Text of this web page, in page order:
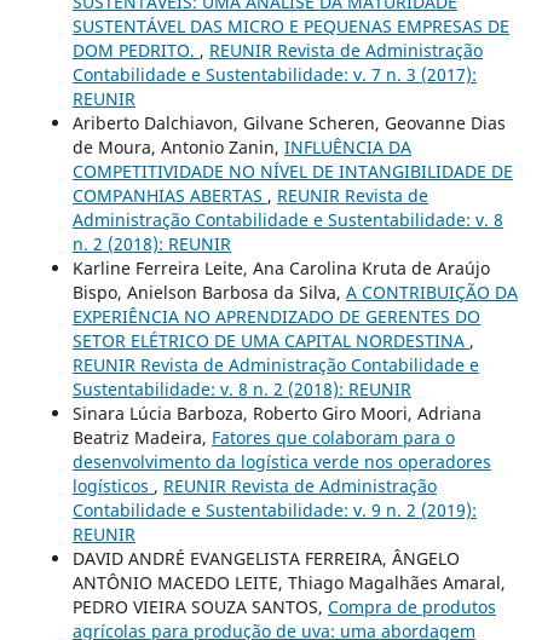
SUSTENTÁVEL DAS MICRO E PEQUENAS EMPRESAS DE
DOM PEDRITO. , REUNIR Revista de Administração
Contabilidade e Sustentabilidade: v. 7 n. 3 (2017):
REUNIR
Ariberto Dalchiavon, Gilvane Scheren, Geovanne Dias
de Moura, Antonio Zanin, INFLUÊNCIA DA
COMPETITIVIDADE NO NÍVEL DE INTANGIBILIDADE DE
COMPANHIAS ABERTAS , REUNIR Revista de
Administração Contabilidade e Sustentabilidade: v. 8
n. 2 (2018): REUNIR
Karline Ferreira Leite, Ana Carolina Kruta de Araújo
Bispo, Anielson Barbosa da Silva, A CONTRIBUIÇÃO DA
EXPERIÊNCIA NO APRENDIZADO DE GERENTES DO
SETOR ELÉTRICO DE UMA CAPITAL NORDESTINA ,
REUNIR Revista de Administração Contabilidade e
Sustentabilidade: v. 8 n. 2 (2018): REUNIR
Sinara Lúcia Barboza, Roberto Giro Moori, Adriana
Beatriz Madeira, Fatores que colaboram para o
desenvolvimento da logística verde nos operadores
logísticos , REUNIR Revista de Administração
Contabilidade e Sustentabilidade: v. 9 n. 2 (2019):
REUNIR
DAVID ANDRÉ EVANGELISTA FERREIRA, ÂNGELO
ANTÔNIO MACEDO LEITE, Thiago Magalhães Amaral,
PEDRO VIEIRA SOUZA SANTOS, Compra de produtos
agrícolas para produção de uva: uma abordagem